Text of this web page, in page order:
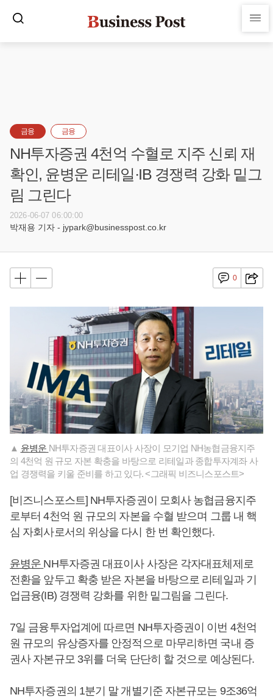
금융 금융
NH투자증권 4천억 수혈로 지주 신뢰 재
확인, 윤병운 리테일·IB 경쟁력 강화 밑그
림 그린다
2026-06-07 06:00:00
박재용 기자 - jypark@businesspost.co.kr
0
▲ 윤병운 NH투자증권 대표이사 사장이 모기업 NH농협금융지주
의 4천억 원 규모 자본 확충을 바탕으로 리테일과 종합투자계좌 사
업 경쟁력을 키울 준비를 하고 있다. <그래픽 비즈니스포스트>
[비즈니스포스트] NH투자증권이 모회사 농협금융지주
로부터 4천억 원 규모의 자본을 수혈 받으며 그룹 내 핵
심 자회사로서의 위상을 다시 한 번 확인했다.
윤병운 NH투자증권 대표이사 사장은 각자대표체제로
전환을 앞두고 확충 받은 자본을 바탕으로 리테일과 기
업금융(IB) 경쟁력 강화를 위한 밑그림을 그린다.
7일 금융투자업계에 따르면 NH투자증권이 이번 4천억
원 규모의 유상증자를 안정적으로 마무리하면 국내 증
권사 자본규모 3위를 더욱 단단히 할 것으로 예상된다.
NH투자증권의 1분기 말 개별기준 자본규모는 9조36억